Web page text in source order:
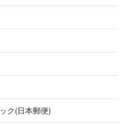
さい^_^
ク(日本郵便)